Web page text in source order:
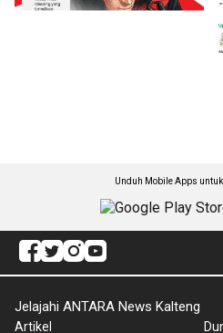
Unduh Mobile Apps
Jelajahi ANTARA News Kalteng
Artikel